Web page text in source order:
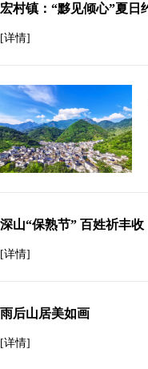
宏村镇：“黟见倾心”夏日
[详情]
深山“保熟节” 百姓祈丰收
[详情]
雨后山居美如画
[详情]